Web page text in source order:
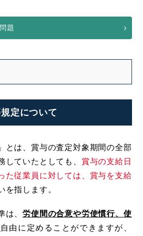
題
定について
とは、賞与の査定対象期間の全部
していたとしても、 賞与の支給日
た従業員に対しては、賞与を支給
を指します。
は、労使間の合意や労使慣行、使
自由に定めることができますが、